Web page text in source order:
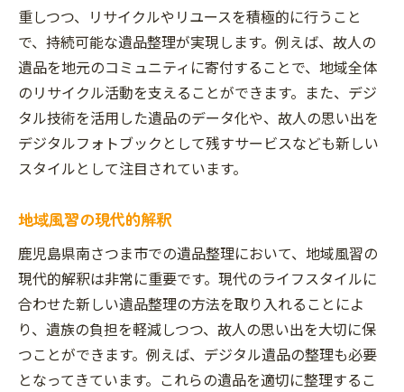
重しつつ、リサイクルやリユースを積極的に行うこと
で、持続可能な遺品整理が実現します。例えば、故人の
遺品を地元のコミュニティに寄付することで、地域全体
のリサイクル活動を支えることができます。また、デジ
タル技術を活用した遺品のデータ化や、故人の思い出を
デジタルフォトブックとして残すサービスなども新しい
スタイルとして注目されています。
地域風習の現代的解釈
鹿児島県南さつま市での遺品整理において、地域風習の
現代的解釈は非常に重要です。現代のライフスタイルに
合わせた新しい遺品整理の方法を取り入れることによ
り、遺族の負担を軽減しつつ、故人の思い出を大切に保
つことができます。例えば、デジタル遺品の整理も必要
となってきています。これらの遺品を適切に整理するこ